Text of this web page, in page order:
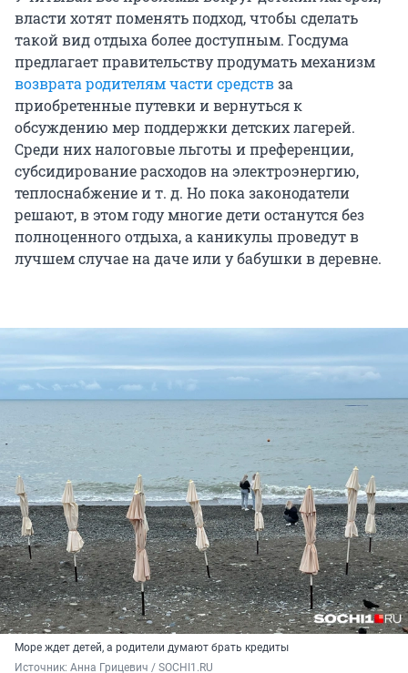
власти хотят поменять подход, чтобы сделать
такой вид отдыха более доступным. Госдума
предлагает правительству продумать механизм
возврата родителям части средствза
приобретенные путевки и вернуться к
обсуждению мер поддержки детских лагерей.
Среди них налоговые льготы и преференции,
субсидирование расходов на электроэнергию,
теплоснабжениеи т. д. Но пока законодатели
решают, в этом году многие дети останутся без
полноценного отдыха, а каникулы проведут в
лучшем случае на даче или у бабушки в деревне.
Море ждет детей, а родители думают брать кредиты
Источник: Анна Грицевич / SOCHI1.RU